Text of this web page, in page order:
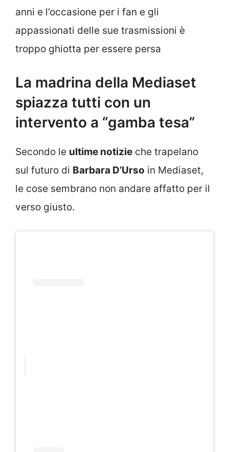
anni e l’occasione per i fan e gli
appassionati delle sue trasmissioni è
troppo ghiotta per essere persa
La madrina della Mediaset
spiazza tutti con un
intervento a “gamba tesa”
Secondo le ultime notizie che trapelano
sul futuro di Barbara D’Urso in Mediaset,
le cose sembrano non andare affatto per il
verso giusto.